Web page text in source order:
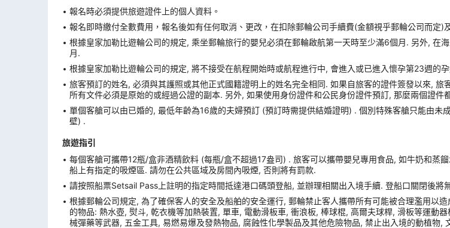
報名時必須提供旅遊證件上的個人資料。
報名即時繳付全數費用，報名後如有任何取消、更改，在扣除郵輪公司手續費(金額視乎郵輪公司而定
根據皇家加勒比遊輪公司的規定, 乘坐郵輪旅行的嬰兒必須在郵輪啟航第一天時至少滿6個月. 另外, 在
月.
根據皇家加勒比遊輪公司的規定, 將不接受在航程開始時或航程進行中, 會進入或已進入懷孕第23週的
旅客預訂的姓名, 必須與其護照或其他正式國籍證明上的姓名完全相同. 如果自旅客的證件簽發以來,
所有文件必須是原始的或經過公證的副本. 另外, 如果使用身份證件和公民身份證件預訂, 那麼兩個證
單個客艙可以由已婚的, 最低年齡為16歲的夫婦預訂 (預訂時需提供結婚證明) . 個別特殊客艙只能由
壁) .
旅遊指引
每個客艙可攜帶12瓶/盒非酒精飲料 (每瓶/盒不超過17盎司) . 旅客可以攜帶嬰兒專用食品, 如牛奶和蒸餾
船上有指定的吸煙區. 請勿在公共區域及房間內吸煙, 否則將有罰款.
請按照船票Setsail Pass上註明的指定時間抵達港口碼頭登船, 並辦理相關出入境手續. 登船口關閉後
根據郵輪公司規定, 為了確保客人的安全及船舶的安全運行, 郵輪禁止客人攜帶所有可能被合理濫用以
的物品: 熱水壺, 熨斗, 乾衣機等加熱裝置, 單車, 電動滑板車, 衝浪板, 棒球棍, 高爾夫球桿, 滑板等運動
械彈藥等武器, 五金工具, 易燃易爆及發熱物品, 腐蝕性化學製品及其他危險物品, 禁止出入境的動植物,